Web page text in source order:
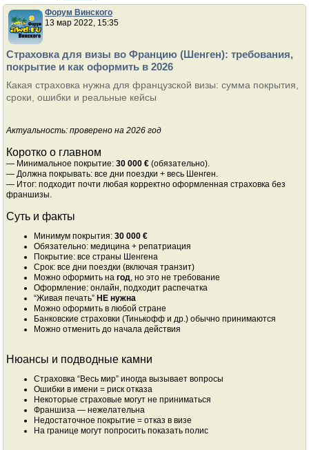
Форум Винского
13 мар 2022, 15:35
Страховка для визы во Францию (Шенген): требования,
покрытие и как оформить в 2026
Какая страховка нужна для французской визы: сумма покрытия,
сроки, ошибки и реальные кейсы
Актуальность: проверено на 2026 год
Коротко о главном
— Минимальное покрытие: 30 000 € (обязательно).
— Должна покрывать: все дни поездки + весь Шенген.
— Итог: подходит почти любая корректно оформленная страховка без
франшизы.
Суть и факты
Минимум покрытия: 30 000 €
Обязательно: медицина + репатриация
Покрытие: все страны Шенгена
Срок: все дни поездки (включая транзит)
Можно оформить на год, но это не требование
Оформление: онлайн, подходит распечатка
“Живая печать” НЕ нужна
Можно оформить в любой стране
Банковские страховки (Тинькофф и др.) обычно принимаются
Можно отменить до начала действия
Нюансы и подводные камни
Страховка “Весь мир” иногда вызывает вопросы
Ошибки в имени = риск отказа
Некоторые страховые могут не приниматься
Франшиза — нежелательна
Недостаточное покрытие = отказ в визе
На границе могут попросить показать полис